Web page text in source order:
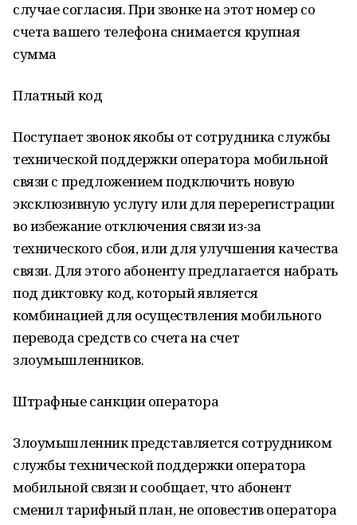
случае согласия. При звонке на этот номер со
счета вашего телефона снимается крупная
сумма
Платный код
Поступает звонок якобы от сотрудника службы
технической поддержки оператора мобильной
связи с предложением подключить новую
эксклюзивную услугу или для перерегистрации
во избежание отключения связи из-за
технического сбоя, или для улучшения качества
связи. Для этого абоненту предлагается набрать
под диктовку код, который является
комбинацией для осуществления мобильного
перевода средств со счета на счет
злоумышленников.
Штрафные санкции оператора
Злоумышленник представляется сотрудником
службы технической поддержки оператора
мобильной связи и сообщает, что абонент
сменил тарифный план, не оповестив оператора